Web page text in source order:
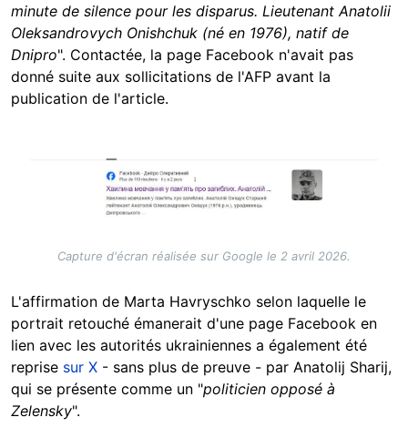
minute de silence pour les disparus. Lieutenant Anatolii
Oleksandrovych Onishchuk (né en 1976), natif de
Dnipro". Contactée, la page Facebook n'avait pas
donné suite aux sollicitations de l'AFP avant la
publication de l'article.
Capture d'écran réalisée sur Google le 2 avril 2026.
L'affirmation de Marta Havryschko selon laquelle le
portrait retouché émanerait d'une page Facebook en
lien avec les autorités ukrainiennes a également été
reprise sur X - sans plus de preuve - par Anatolij Sharij,
qui se présente comme un "politicien opposé à
Zelensky".